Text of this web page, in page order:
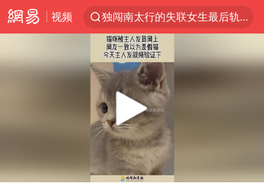
视频
独闯南太行的失联女生最后轨迹已确认
刘嘉玲晒与周星驰合照
浙江近300条预警生效中 今夜大部暴雨
上海全力守护市民“菜篮子”
国足U17与阿森纳决赛取消 并列冠军
Play
00:00